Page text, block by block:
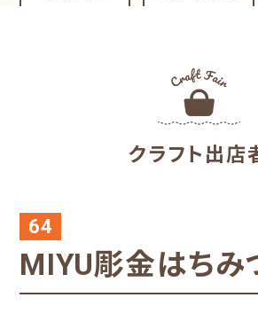
クラフト出店
64
MIYU彫金はちみ